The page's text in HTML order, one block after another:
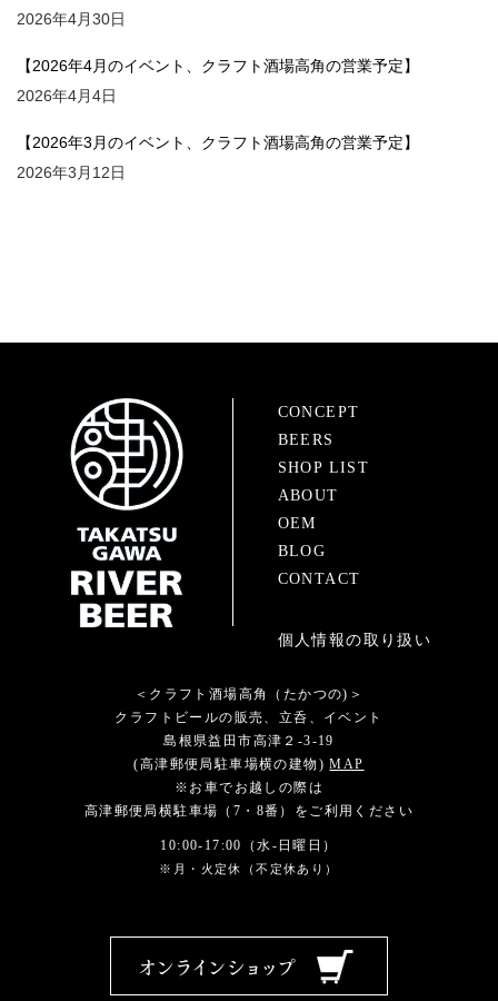
2026年4月30日
【2026年4月のイベント、クラフト酒場高角の営業予定】
2026年4月4日
【2026年3月のイベント、クラフト酒場高角の営業予定】
2026年3月12日
CONCEPT
BEERS
SHOP LIST
ABOUT
OEM
BLOG
CONTACT
個人情報の取り扱い
＜クラフト酒場高角（たかつの)＞
クラフトビールの販売、立呑、イベント
島根県益田市高津２-3-19
(高津郵便局駐車場横の建物)MAP
※お車でお越しの際は
高津郵便局横駐車場（7・8番）をご利用ください
10:00-17:00（水-日曜日）
※月・火定休（不定休あり）